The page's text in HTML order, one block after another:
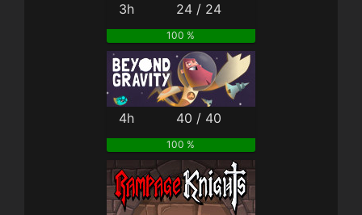
3h 24 / 24
100 %
4h 40 / 40
100 %